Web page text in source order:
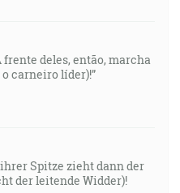
frente deles, então, marcha
carneiro líder)!”
Spitze zieht dann der
der leitende Widder)!